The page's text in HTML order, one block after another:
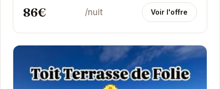
86€ /nuit Voir l'offre